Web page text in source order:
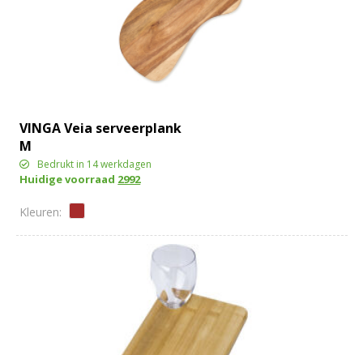
VINGA Veia serveerplank
M
Bedrukt in 14 werkdagen
Huidige voorraad 2992